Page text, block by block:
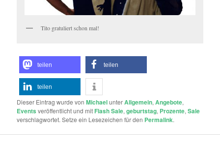
Tito gratuliert schon mal!
teilen teilen
teilen
Dieser Eintrag wurde vonMichaelunterAllgemein,Angebote,
Events veröffentlicht und mit Flash Sale,geburtstag, Prozente,Sale
verschlagwortet. Setze ein Lesezeichen für den Permalink.